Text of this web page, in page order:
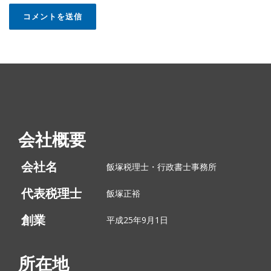
会社概要
会社名 飯塚税理士・行政書士事務所
代表税理士 飯塚正裕
創業 平成25年9月1日
所在地